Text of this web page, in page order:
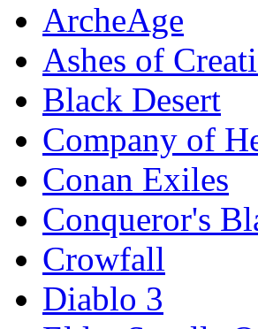
ArcheAge
Ashes of
Black Desert
Company of
Conan Exiles
Conqueror's
Crowfall
Diablo 3